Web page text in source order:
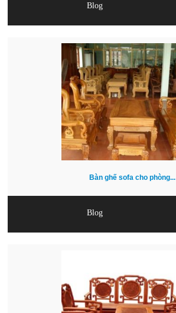
Blog
Bàn ghế sofa cho phòng...
Blog